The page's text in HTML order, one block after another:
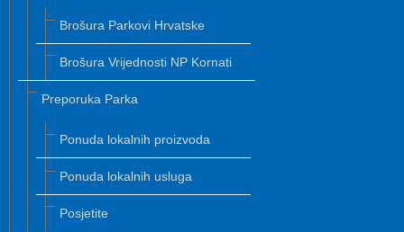
Brošura Parkovi Hrvatske
Brošura Vrijednosti NP Kornati
Preporuka Parka
Ponuda lokalnih proizvoda
Ponuda lokalnih usluga
Posjetite